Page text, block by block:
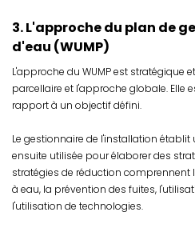
3. L'approche du plan de
d'eau (WUMP)
L'approche du WUMP est stratégique
parcellaire et l'approche globale. Elle
rapport à un objectif défini.
Le gestionnaire de l'installation établit
ensuite utilisée pour élaborer des
stratégies de réduction
à eau, la prévention des fuites,
l'utilisation de technologies.